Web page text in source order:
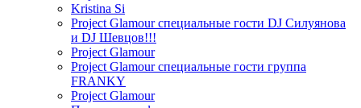
Kristina Si
Project Glamour специальные гости DJ Силуянова
и DJ Шевцов!!!
Project Glamour
Project Glamour специальные гости группа
FRANKY
Project Glamour